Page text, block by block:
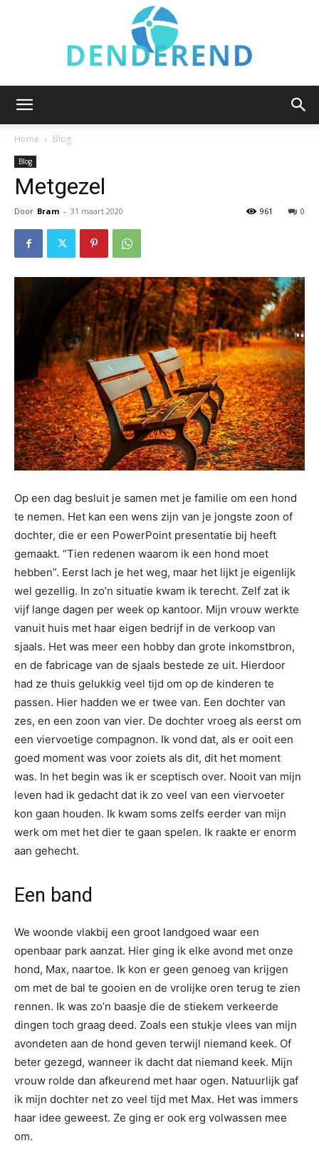
Home
Blog
Blog
Metgezel
Door Bram - 31 maart 2020 0
961
Op een dag besluit je samen met je familie om een hond
te nemen. Het kan een wens zijn van je jongste zoon of
dochter, die er een PowerPoint presentatie bij heeft
gemaakt. “Tien redenen waarom ik een hond moet
hebben”. Eerst lach je het weg, maar het lijkt je eigenlijk
wel gezellig. In zo’n situatie kwam ik terecht. Zelf zat ik
vijf lange dagen per week op kantoor. Mijn vrouw werkte
vanuit huis met haar eigen bedrijf in de verkoop van
sjaals. Het was meer een hobby dan grote inkomstbron,
en de fabricage van de sjaals bestede ze uit. Hierdoor
had ze thuis gelukkig veel tijd om op de kinderen te
passen. Hier hadden we er twee van. Een dochter van
zes, en een zoon van vier. De dochter vroeg als eerst om
een viervoetige compagnon. Ik vond dat, als er ooit een
goed moment was voor zoiets als dit, dit het moment
was. In het begin was ik er sceptisch over. Nooit van mijn
leven had ik gedacht dat ik zo veel van een viervoeter
kon gaan houden. Ik kwam soms zelfs eerder van mijn
werk om met het dier te gaan spelen. Ik raakte er enorm
aan gehecht.
Een band
We woonde vlakbij een groot landgoed waar een
openbaar park aanzat. Hier ging ik elke avond met onze
hond, Max, naartoe. Ik kon er geen genoeg van krijgen
om met de bal te gooien en de vrolijke oren terug te zien
rennen. Ik was zo’n baasje die de stiekem verkeerde
dingen toch graag deed. Zoals een stukje vlees van mijn
avondeten aan de hond geven terwijl niemand keek. Of
beter gezegd, wanneer ik dacht dat niemand keek. Mijn
vrouw rolde dan afkeurend met haar ogen. Natuurlijk gaf
ik mijn dochter net zo veel tijd met Max. Het was immers
haar idee geweest. Ze ging er ook erg volwassen mee
om.